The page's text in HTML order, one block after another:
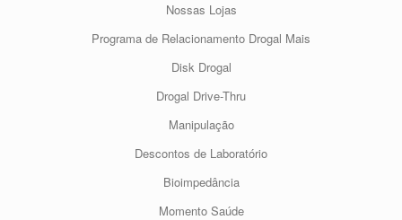
Nossas Lojas
Programa de Relacionamento Drogal Mais
Disk Drogal
Drogal Drive-Thru
Manipulação
Descontos de Laboratório
Bioimpedância
Momento Saúde